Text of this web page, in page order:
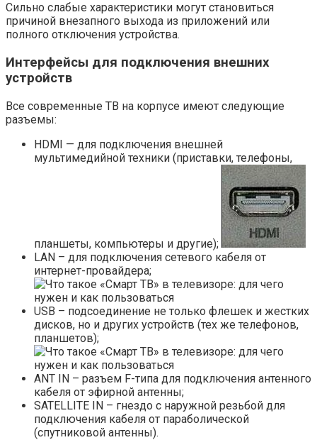
Сильно слабые характеристики могут становиться
причиной внезапного выхода из приложений или
полного отключения устройства.
Интерфейсы для подключения внешних
устройств
Все современные ТВ на корпусе имеют следующие
разъемы:
HDMI — для подключения внешней
мультимедийной техники (приставки, телефоны,
планшеты, компьютеры и другие);
LAN – для подключения сетевого кабеля от
интернет-провайдера;
USB – подсоединение не только флешек и жестких
дисков, но и других устройств (тех же телефонов,
планшетов);
ANT IN – разъем F-типа для подключения антенного
кабеля от эфирной антенны;
SATELLITE IN – гнездо с наружной резьбой для
подключения кабеля от параболической
(спутниковой антенны).